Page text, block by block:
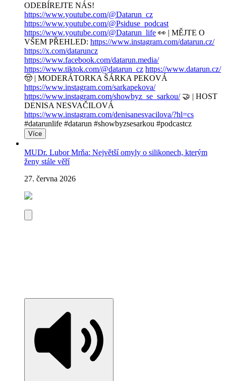
ODEBÍREJTE NÁS!
https://www.youtube.com/@Datarun_cz
https://www.youtube.com/@Psiduse_podcast
https://www.youtube.com/@Datarun_life 👀 | MĚJTE O
VŠEM PŘEHLED: https://www.instagram.com/datarun.cz/
https://x.com/dataruncz
https://www.facebook.com/datarun.media/
https://www.tiktok.com/@datarun_cz https://www.datarun.cz/
🤠 | MODERÁTORKA ŠÁRKA PEKOVÁ
https://www.instagram.com/sarkapekova/
https://www.instagram.com/showbyz_se_sarkou/🤝 | HOST
DENISA NESVAČILOVÁ
https://www.instagram.com/denisanesvacilova/?hl=cs
#datarunlife #datarun #showbyzsesarkou #podcastcz
Více
MUDr. Lubor Mrňa: Největší omyly o silikonech, kterým
ženy stále věří
27. června 2026